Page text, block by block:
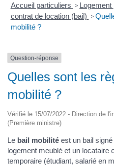
Accueil particuliers > Logement
contrat de location (bail) >
mobilité ?
Question-réponse
Quelles sont les
mobilité ?
Vérifié le 15/07/2022 - Direction de
(Première ministre)
Le bail mobilité est un bail
logement meublé et un locataire
temporaire (étudiant, salarié en